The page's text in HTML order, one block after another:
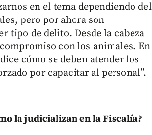
en el tema dependiendo del
pero por ahora son
tipo de delito. Desde la cabeza
con los animales. En
cómo se deben atender los
por capacitar al personal”.
la judicializan en la Fiscalía?